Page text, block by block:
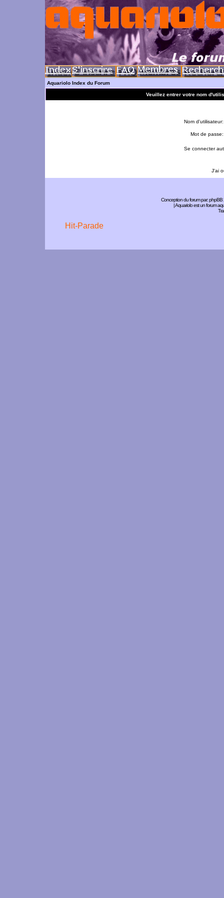
Aquariolo Index du Forum
Veuillez entrer votre nom
Nom d'utilisateur:
Mot de passe:
Se connecter
J'ai
Conception du forum par:phpBB
| Aquariolo est un forum